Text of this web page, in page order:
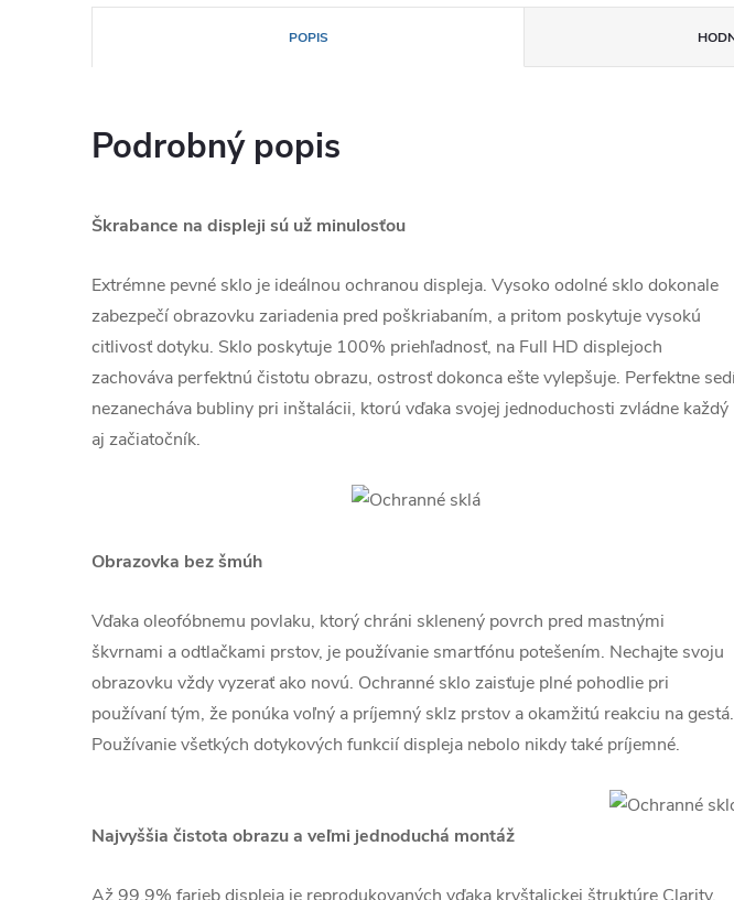
POPIS
Podrobný popis
Škrabance na displeji sú už minulosťou
Extrémne pevné sklo je ideálnou ochranou displeja. Vysoko odolné sklo dokonale
zabezpečí obrazovku zariadenia pred poškriabaním, a pritom poskytuje vysokú
citlivosť dotyku. Sklo poskytuje 100% priehľadnosť, na Full HD displejoch
zachováva perfektnú čistotu obrazu, ostrosť dokonca ešte vylepšuje. Perfektne
nezanecháva bubliny pri inštalácii, ktorú vďaka svojej jednoduchosti zvládne každý
aj začiatočník.
Obrazovka bez šmúh
Vďaka oleofóbnemu povlaku, ktorý chráni sklenený povrch pred mastnými
škvrnami a odtlačkami prstov, je používanie smartfónu potešením. Nechajte svoju
obrazovku vždy vyzerať ako novú. Ochranné sklo zaisťuje plné pohodlie pri
používaní tým, že ponúka voľný a príjemný sklz prstov a okamžitú reakciu na gestá.
Používanie všetkých dotykových funkcií displeja nebolo nikdy také príjemné.
Najvyššia čistota obrazu a veľmi jednoduchá montáž